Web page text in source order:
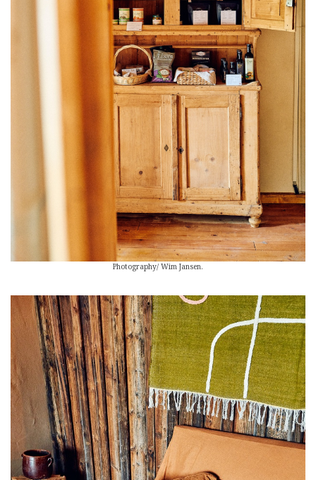
Photography/ Wim Jansen.